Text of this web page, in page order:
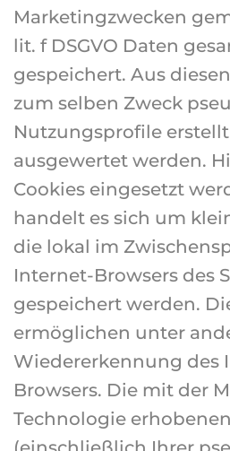
Marketingzwecken
lit. f DSGVO Daten
gespeichert. Aus
zum selben Zweck
Nutzungsprofile
ausgewertet werden.
Cookies eingesetzt
handelt es sich um
die lokal im
Internet-Browsers des
gespeichert werden.
ermöglichen unter
Wiedererkennung des
Browsers. Die mit der
Technologie